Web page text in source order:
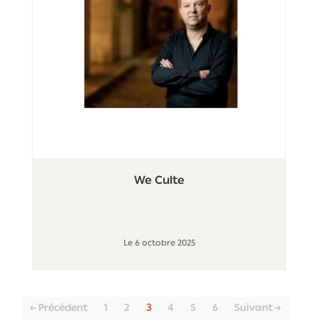
We Culte
Le 6 octobre 2025
← Précédent 1 2 3(current)
4 5 6 Suivant →